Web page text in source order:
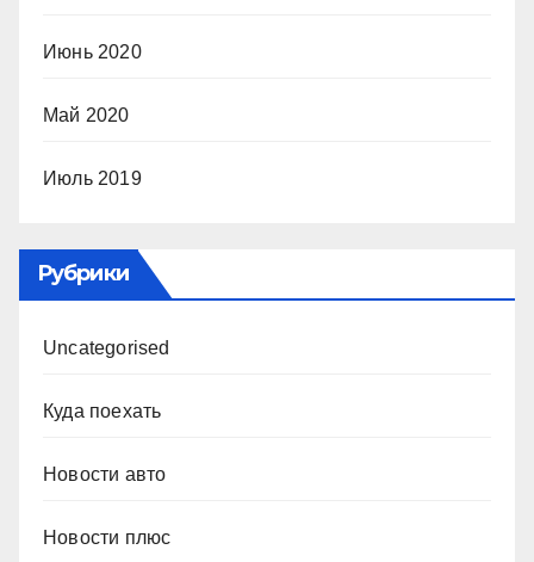
Июнь 2020
Май 2020
Июль 2019
Рубрики
Uncategorised
Куда поехать
Новости авто
Новости плюс